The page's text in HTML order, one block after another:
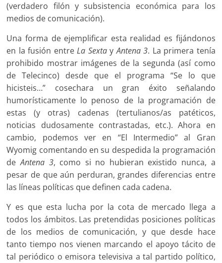
(verdadero filón y subsistencia económica para los
medios de comunicación).
Una forma de ejemplificar esta realidad es fijándonos
en la fusión entreLa SextayAntena 3. La primera tenía
prohibido mostrar imágenes de la segunda (así como
de Telecinco) desde que el programa “Se lo que
hicisteis…” cosechara un gran éxito señalando
humorísticamente lo penoso de la programación de
estas (y otras) cadenas (tertulianos/as patéticos,
noticias dudosamente contrastadas, etc.). Ahora en
cambio, podemos ver en “El Intermedio” al Gran
Wyomig comentando en su despedida la programación
deAntena 3, como si no hubieran existido nunca, a
pesar de que aún perduran, grandes diferencias entre
las líneas políticas que definen cada cadena.
Y es que esta lucha por la cota de mercado llega a
todos los ámbitos. Las pretendidas posiciones políticas
de los medios de comunicación, y que desde hace
tanto tiempo nos vienen marcando el apoyo tácito de
tal periódico o emisora televisiva a tal partido político,